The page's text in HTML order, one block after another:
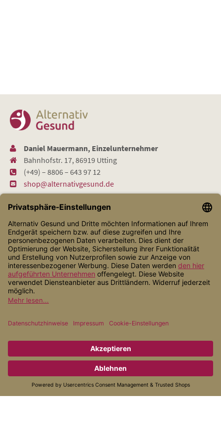
Daniel Mauermann, Einzelunternehmer
Bahnhofstr. 17, 86919 Utting
(+49) – 8806 – 643 97 12
shop@alternativgesund.de
Shop Service
Informationen
Zahlungsarten
© 2026 Alternativ Gesund
* Alle Preise inkl. gesetzl. Mehrwertsteuer zzgl.
nicht anders angegeben.